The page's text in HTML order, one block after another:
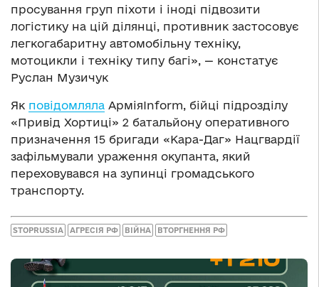
просування груп піхоти і іноді підвозити
логістику на цій ділянці, противник застосовує
легкогабаритну автомобільну техніку,
мотоцикли і техніку типу багі», — констатує
Руслан Музичук
Як повідомляла АрміяInform, бійці підрозділу
«Привід Хортиці» 2 батальйону оперативного
призначення 15 бригади «Кара-Даг» Нацгвардії
зафільмували ураження окупанта, який
переховувався на зупинці громадського
транспорту.
STOPRUSSIA АГРЕСІЯ РФ ВІЙНА ВТОРГНЕННЯ РФ